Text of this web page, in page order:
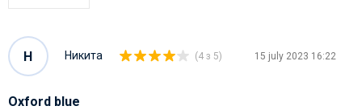
Н Никита (4 з 5) 15 july 2023 16:22
Oxford blue